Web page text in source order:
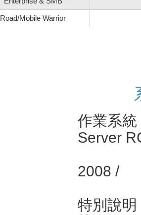
Road/Mobile Warrior
作業系
Server
2008 /
特別說